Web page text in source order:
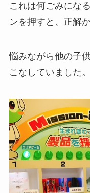
これは何ごみにな
ンを押すと、正解
悩みながら他の子
こなしていました。